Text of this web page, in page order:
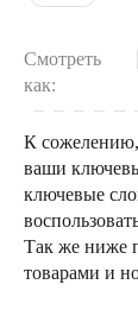
Смотреть
как:
К
ваши
ключевые
Так же ниже
товарами и